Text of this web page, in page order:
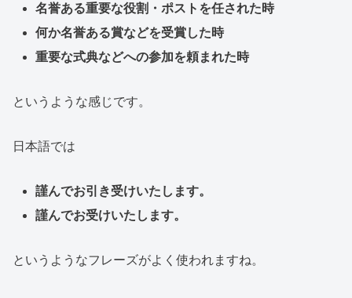
名誉ある重要な役割・ポストを任された時
何か名誉ある賞などを受賞した時
重要な式典などへの参加を頼まれた時
というような感じです。
日本語では
謹んでお引き受けいたします。
謹んでお受けいたします。
というようなフレーズがよく使われますね。